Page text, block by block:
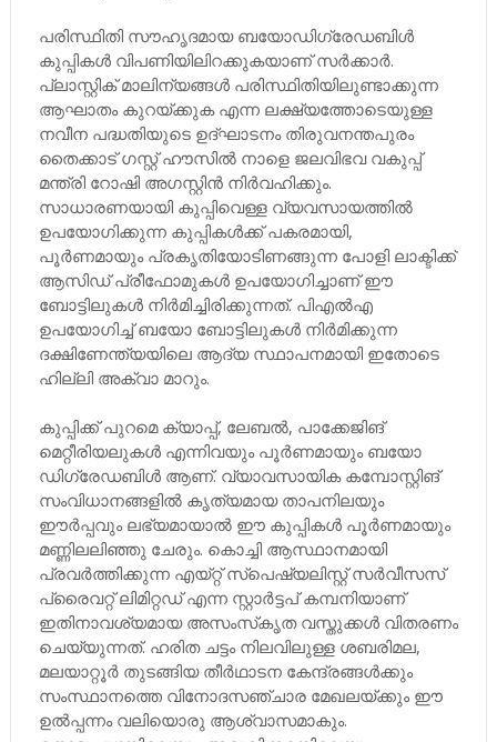
പരിസ്ഥിതി സൗഹൃദമായ ബയോഡിഗ്രേഡബിള്‍
കുപ്പികൾ വിപണിയിലിറക്കുകയാണ് സര്‍ക്കാര്‍.
പ്ലാസ്റ്റിക് മാലിന്യങ്ങള്‍ പരിസ്ഥിതിയിലുണ്ടാക്കുന്ന
ആഘാതം കുറയ്ക്കുക എന്ന ലക്ഷ്യത്തോടെയുള്ള
നവീന പദ്ധതിയുടെ ഉദ്ഘാടനം തിരുവനന്തപുരം
തൈക്കാട് ഗസ്റ്റ് ഹൗസില്‍ നാളെ ജലവിഭവ വകുപ്പ്
മന്ത്രി റോഷി അഗസ്റ്റിന്‍ നിര്‍വഹിക്കും.
സാധാരണയായി കുപ്പിവെള്ള വ്യവസായത്തില്‍
ഉപയോഗിക്കുന്ന കുപ്പികള്‍ക്ക് പകരമായി,
പൂര്‍ണമായും പ്രകൃതിയോടിണങ്ങുന്ന പോളി ലാക്ടിക്ക്
ആസിഡ് പ്രീഫോമുകള്‍ ഉപയോഗിച്ചാണ് ഈ
ബോട്ടിലുകള്‍ നിര്‍മിച്ചിരിക്കുന്നത്. പിഎല്‍എ
ഉപയോഗിച്ച് ബയോ ബോട്ടിലുകള്‍ നിര്‍മിക്കുന്ന
ദക്ഷിണേന്ത്യയിലെ ആദ്യ സ്ഥാപനമായി ഇതോടെ
ഹില്ലി അക്വാ മാറും.
കുപ്പിക്ക് പുറമെ ക്യാപ്പ്, ലേബല്‍, പാക്കേജിങ്
മെറ്റീരിയലുകള്‍ എന്നിവയും പൂര്‍ണമായും ബയോ
ഡിഗ്രേഡബിള്‍ ആണ്. വ്യാവസായിക കമ്പോസ്റ്റിങ്
സംവിധാനങ്ങളില്‍ കൃത്യമായ താപനിലയും
ഈര്‍പ്പവും ലഭ്യമായാല്‍ ഈ കുപ്പികള്‍ പൂര്‍ണമായും
മണ്ണിലലിഞ്ഞു ചേരും. കൊച്ചി ആസ്ഥാനമായി
പ്രവര്‍ത്തിക്കുന്ന എയ്റ്റ് സ്പെഷ്യലിസ്റ്റ് സര്‍വീസസ്
പ്രൈവറ്റ് ലിമിറ്റഡ് എന്ന സ്റ്റാര്‍ട്ടപ് കമ്പനിയാണ്
ഇതിനാവശ്യമായ അസംസ്‌കൃത വസ്തുക്കള്‍ വിതരണം
ചെയ്യുന്നത്. ഹരിത ചട്ടം നിലവിലുള്ള ശബരിമല,
മലയാറ്റൂര്‍ തുടങ്ങിയ തീര്‍ഥാടന കേന്ദ്രങ്ങള്‍ക്കും
സംസ്ഥാനത്തെ വിനോദസഞ്ചാര മേഖലയ്ക്കും ഈ
ഉല്‍പ്പന്നം വലിയൊരു ആശ്വാസമാകും.